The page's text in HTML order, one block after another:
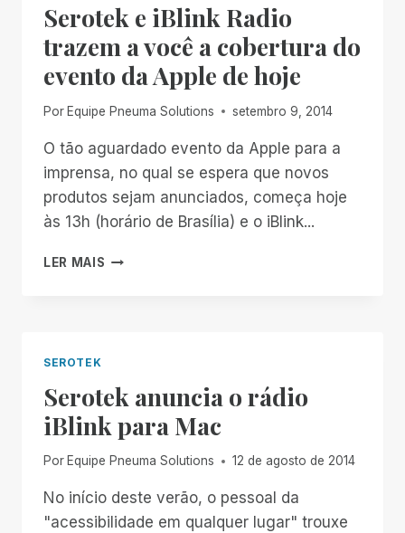
Serotek e iBlink Radio
trazem a você a cobertura do
evento da Apple de hoje
Por Equipe Pneuma Solutions setembro 9, 2014
O tão aguardado evento da Apple para a
imprensa, no qual se espera que novos
produtos sejam anunciados, começa hoje
às 13h (horário de Brasília) e o iBlink...
LER MAIS SEROTEK
A
COBERTURA
DO
DA
DE
HOJE
SEROTEK
Serotek anuncia o rádio
iBlink para Mac
Por Equipe Pneuma Solutions 12 de agosto de 2014
No início deste verão, o pessoal da
"acessibilidade em qualquer lugar" trouxe